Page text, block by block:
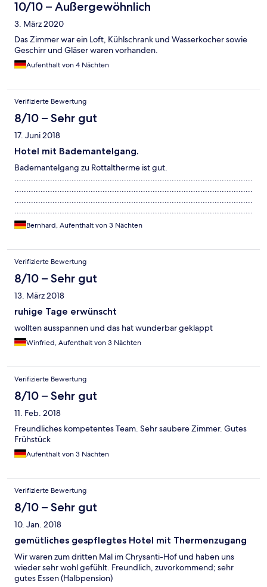
10/10 – Außergewöhnlich
3. März 2020
Das Zimmer war ein Loft, Kühlschrank und Wasserkocher sowie
Geschirr und Gläser waren vorhanden.
Aufenthalt von 4 Nächten
Verifizierte Bewertung
8/10 – Sehr gut
17. Juni 2018
Hotel mit Bademantelgang.
Bademantelgang zu Rottaltherme ist gut.
....................................................................................................
....................................................................................................
....................................................................................................
....................................................................................................
....................................................................................................
....................................................................................................
Bernhard, Aufenthalt von 3 Nächten
Verifizierte Bewertung
8/10 – Sehr gut
13. März 2018
ruhige Tage erwünscht
wollten ausspannen und das hat wunderbar geklappt
Winfried, Aufenthalt von 3 Nächten
Verifizierte Bewertung
8/10 – Sehr gut
11. Feb. 2018
Freundliches kompetentes Team. Sehr saubere Zimmer. Gutes
Frühstück
Aufenthalt von 3 Nächten
Verifizierte Bewertung
8/10 – Sehr gut
10. Jan. 2018
gemütliches gespflegtes Hotel mit Thermenzugang
Wir waren zum dritten Mal im Chrysanti-Hof und haben uns
wieder sehr wohl gefühlt. Freundlich, zuvorkommend; sehr
gutes Essen (Halbpension)